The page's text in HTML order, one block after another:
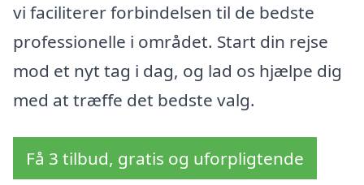
vi faciliterer forbindelsen til de bedste
professionelle i området. Start din rejse
mod et nyt tag i dag, og lad os hjælpe dig
med at træffe det bedste valg.
Få 3 tilbud, gratis og uforpligtende